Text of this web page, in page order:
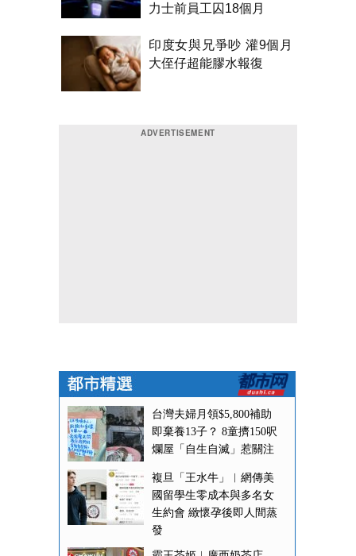
力士前員工囚18個月
印度女與兄爭吵 灌9個月
大侄仔超能膠水報復